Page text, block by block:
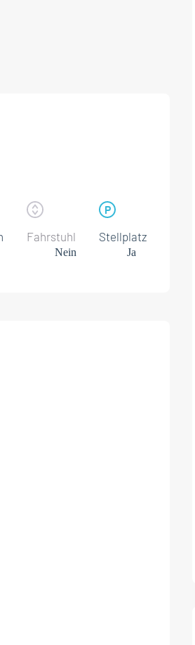
Fahrstuhl
Nein
Stellplatz
Ja